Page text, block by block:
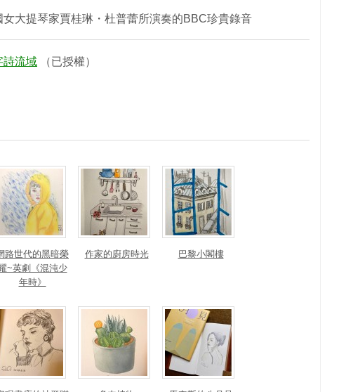
大提琴家賈桂琳・杜普蕾所演奏的BBC珍貴錄音
詩流域 （已授權）
路世代的黑暗榮
~英劇《混沌少
年時》
作家的廚房時光 巴黎小閣樓